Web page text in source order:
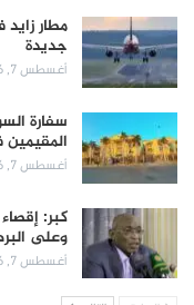
مطار
جديدة
أغسطس 7, 2026
سفارة
أغسطس 7, 2026
كبر:
وعلى
أغسطس 7, 2026